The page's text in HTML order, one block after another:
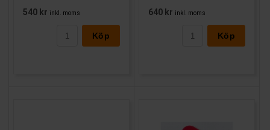
540 kr inkl. moms
Köp
640 kr inkl. moms
Köp